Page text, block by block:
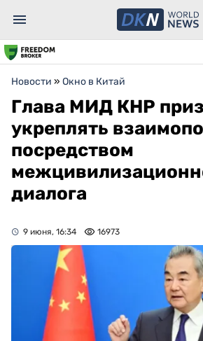
Новости » Окно в Китай
Глава МИД КНР
укреплять
посредством
диалога
9 июня, 16:34 16973